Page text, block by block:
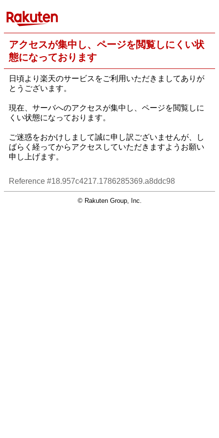
アクセスが集中し、ページを閲覧しにくい状
態になっております
日頃より楽天のサービスをご利用いただきましてありが
とうございます。
現在、サーバへのアクセスが集中し、ページを閲覧しに
くい状態になっております。
ご迷惑をおかけしまして誠に申し訳ございませんが、し
ばらく経ってからアクセスしていただきますようお願い
申し上げます。
Reference #18.957c4217.1786285369.a8ddc98
© Rakuten Group, Inc.